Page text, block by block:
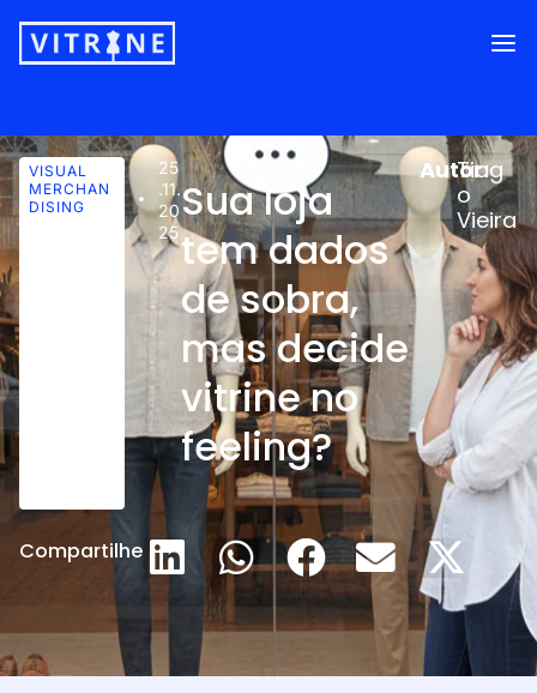
VISUAL
MERCHAN
DISING
25
.11.
20
25
Sua loja
tem dados
de sobra,
mas decide
vitrine no
feeling?
Autor:
Tiag
o
Vieira
Compartilhe